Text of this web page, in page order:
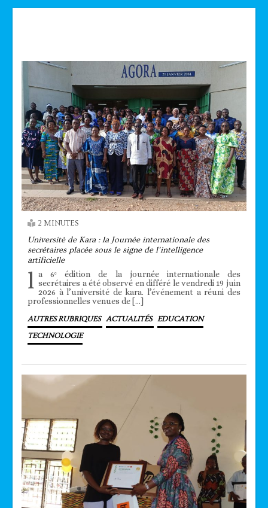
2 MINUTES
Université de Kara : la Journée internationale des
secrétaires placée sous le signe de l’intelligence
artificielle
l a 6ᵉ édition de la journée internationale des
secrétaires a été observé en différé le vendredi 19 juin
2026 à l’université de kara. l’événement a réuni des
professionnelles venues de […]
AUTRES RUBRIQUES ACTUALITÉS EDUCATION
TECHNOLOGIE